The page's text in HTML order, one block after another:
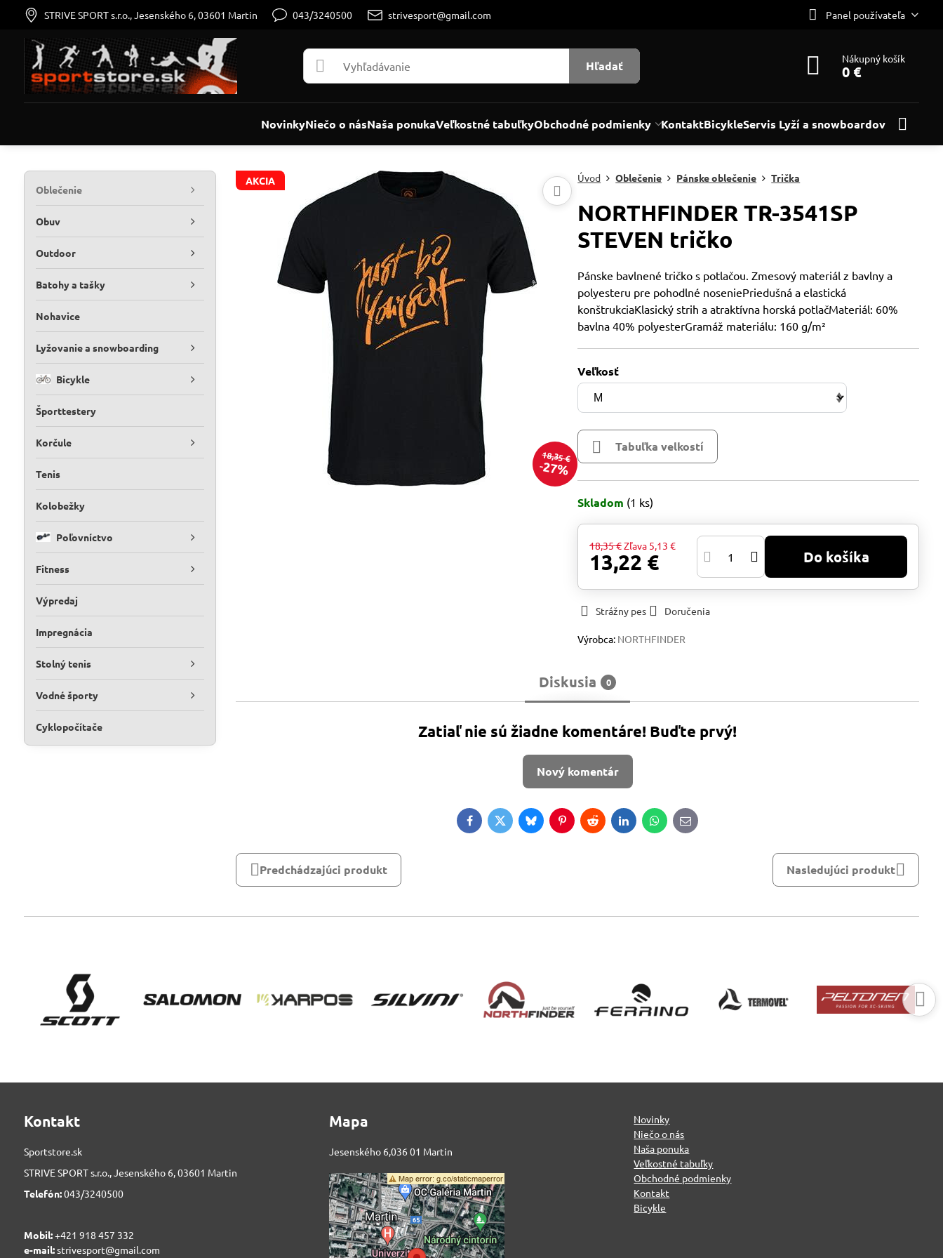
STRIVE SPORT s.r.o., Jesenského 6, 03601 Martin 043/3240500 strivesport@gmail.com Panel používateľa
Hľadať Nákupný košík
0 €
NovinkyNiečo o násNaša ponukaVeľkostné tabuľkyObchodné podmienky KontaktBicykleServis Lyží a snowboardov
AKCIA
18,35 €
27%
Úvod Oblečenie Pánske oblečenie Trička
NORTHFINDER TR-3541SP
STEVEN tričko
Pánske bavlnené tričko s potlačou. Zmesový materiál z bavlny a
polyesteru pre pohodlné noseniePriedušná a elastická
konštrukciaKlasický strih a atraktívna horská potlačMateriál: 60%
bavlna 40% polyesterGramáž materiálu: 160 g/m²
Veľkosť
Tabuľka velkostí
Skladom (1 ks)
18,35 €Zľava 5,13 €
13,22 € Do košíka
Strážny pes Doručenia
Výrobca: NORTHFINDER
Diskusia 0
Zatiaľ nie sú žiadne komentáre! Buďte prvý!
Nový komentár
FacebookTwitterBlueskyPinterestRedditLinkedInWhatsApp
E-
mail
Predchádzajúci produkt Nasledujúci produkt
Oblečenie
Obuv
Outdoor
Batohy a tašky
Nohavice
Lyžovanie a snowboarding
Bicykle
Športtestery
Korčule
Tenis
Kolobežky
Poľovníctvo
Fitness
Výpredaj
Impregnácia
Stolný tenis
Vodné športy
Cyklopočítače
Kontakt
Sportstore.sk
STRIVE SPORT s.r.o., Jesenského 6, 03601 Martin
Telefón:043/3240500
Mobil:+421 918 457 332
e-mail:strivesport@gmail.com
Mapa
Jesenského 6,036 01 Martin
Externý obsah je
blokovaný Voľbami
súkromia
Novinky
Niečo o nás
Naša ponuka
Veľkostné tabuľky
Obchodné podmienky
Kontakt
Bicykle